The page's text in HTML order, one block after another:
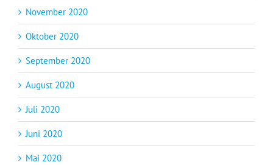
November 2020
Oktober 2020
September 2020
August 2020
Juli 2020
Juni 2020
Mai 2020